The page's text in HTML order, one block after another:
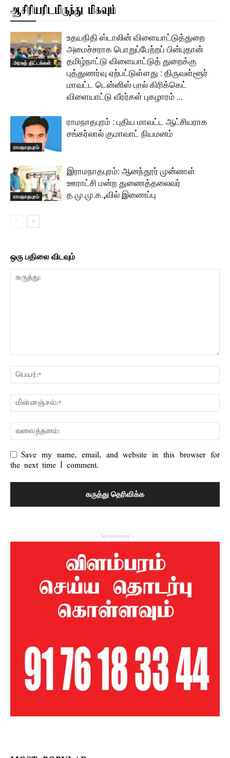
ஆசிரியரிடமிருந்து மிகவும்
அரசுத் திட்டங்கள்
உதயநிதி ஸ்டாலின் விளையாட்டுத்துறை
அமைச்சராக பொறுப்பேற்றப் பின்புதான்
தமிழ்நாட்டு விளையாட்டுத் துறைக்கு
புத்துணர்வு ஏற்பட்டுள்ளது : திருவள்ளூர்
மாவட்ட டென்னிஸ் பால் கிரிக்கெட்
விளையாட்டு வீரர்கள் புகழாரம் …
ராமநாதபுரம்
ராமநாதபுரம் : புதிய மாவட்ட ஆட்சியராக
சங்கர்லால் குமாவாட் நியமனம்
ராமநாதபுரம்
இராமநாதபுரம்: ஆனந்தூர் முன்னாள்
ஊராட்சி மன்ற துணைத்தலைவர்
த.மு.மு.க.,வில் இணைப்பு
ஒரு பதிலை விடவும்
Save my name, email, and website in this browser for
the next time I comment.
- Advertisement -